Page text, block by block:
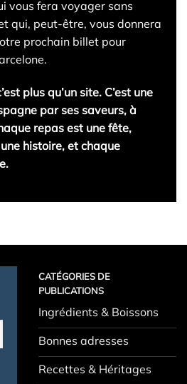
vous fera voyager sans
qui, peut-être, vous donnera
prochain billet pour
plus qu’un site. C’est une
par ses saveurs, à
repas est une fête,
histoire, et chaque
CATÉGORIES DE
PUBLICATIONS
Ingrédients & Boissons
Bonnes adresses
Recettes & Héritages